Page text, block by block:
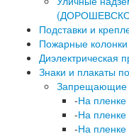
Подставки и
Пожарные
Диэлектрическая
Знаки и плакаты
Запрещающие
-На
-На
-На